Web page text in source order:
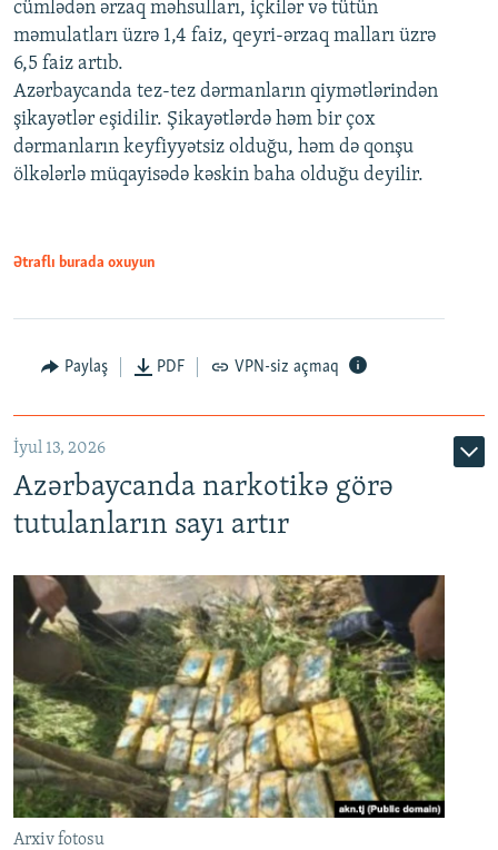
cümlədən ərzaq məhsulları, içkilər və tütün
məmulatları üzrə 1,4 faiz, qeyri-ərzaq malları üzrə
6,5 faiz artıb.
Azərbaycanda tez-tez dərmanların qiymətlərindən
şikayətlər eşidilir. Şikayətlərdə həm bir çox
dərmanların keyfiyyətsiz olduğu, həm də qonşu
ölkələrlə müqayisədə kəskin baha olduğu deyilir.
Ətraflı burada oxuyun
Paylaş PDF VPN-siz açmaq
İyul 13, 2026
Azərbaycanda narkotikə görə
tutulanların sayı artır
Arxiv fotosu